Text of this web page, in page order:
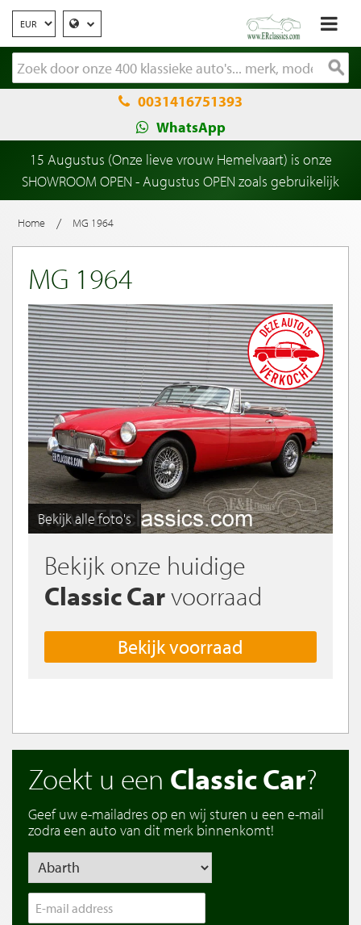
0031416751393
WhatsApp
15 Augustus (Onze lieve vrouw Hemelvaart) is onze
SHOWROOM OPEN - Augustus OPEN zoals gebruikelijk
Home / MG 1964
MG 1964
Bekijk alle foto's
Bekijk onze huidige
Classic Carvoorraad
Bekijk voorraad
Zoekt u een Classic Car?
Geef uw e-mailadres op en wij sturen u een e-mail
zodra een auto van dit merk binnenkomt!